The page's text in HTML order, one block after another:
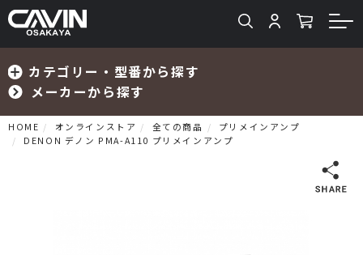
カテゴリー・型番から探す
メーカーから探す
検索
HOME オンラインストア 全ての商品
プリメインアンプ
DENON デノン PMA-A110 プリメインアンプ